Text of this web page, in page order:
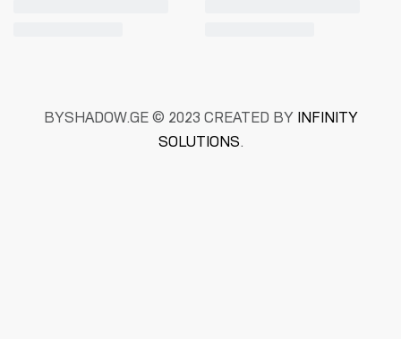
BYSHADOW.GE © 2023 CREATED BY INFINITY
SOLUTIONS.